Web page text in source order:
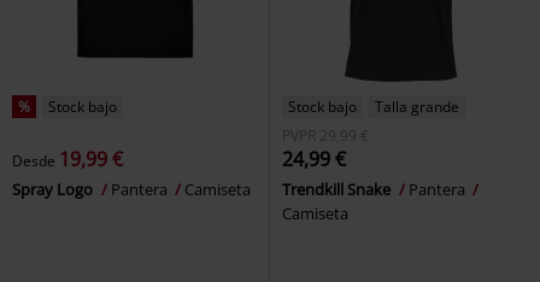
% Stock bajo
Desde 19,99 €
Spray Logo Pantera Camiseta
Stock bajo
Talla grande
PVPR 29,99 €
24,99 €
Trendkill Snake
Pantera
Camiseta